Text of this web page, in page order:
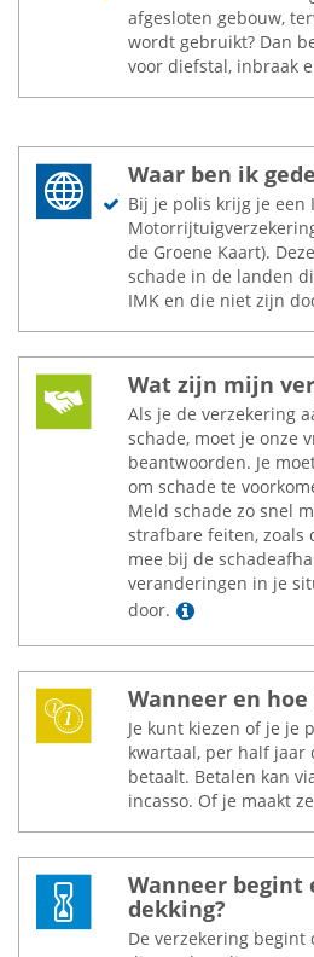
afgesloten gebouw,
wordt gebruikt? Dan
voor diefstal, inbraak
Waar ben ik
Bij je polis krijg je een
de Groene Kaart).
schade in de landen
IMK en die niet zijn
Wat zijn mijn
Als je de verzekering
schade, moet je onze
beantwoorden. Je
om schade te
Meld schade zo snel
strafbare feiten, zoals
mee bij de
veranderingen in je
door.
Lees meer
Wanneer en
Je kunt kiezen of je je
kwartaal, per half jaar
betaalt. Betalen kan
incasso. Of je maakt
Wanneer begint
dekking?
De verzekering